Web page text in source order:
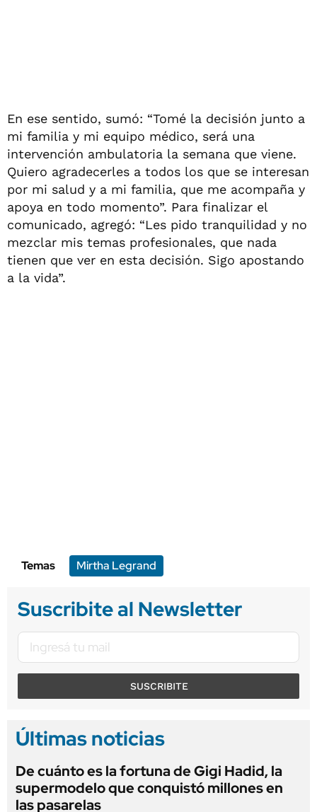
En ese sentido, sumó: “Tomé la decisión junto a
mi familia y mi equipo médico, será una
intervención ambulatoria la semana que viene.
Quiero agradecerles a todos los que se interesan
por mi salud y a mi familia, que me acompaña y
apoya en todo momento”. Para finalizar el
comunicado, agregó: “Les pido tranquilidad y no
mezclar mis temas profesionales, que nada
tienen que ver en esta decisión. Sigo apostando
a la vida”.
Temas Mirtha Legrand
Suscribite al Newsletter
SUSCRIBITE
Últimas noticias
De cuánto es la fortuna de Gigi Hadid, la
supermodelo que conquistó millones en
las pasarelas